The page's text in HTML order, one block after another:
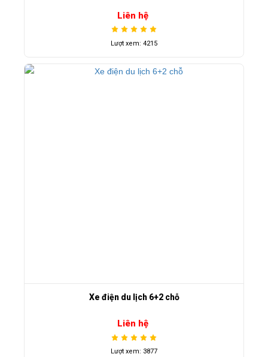
Liên hệ
Lượt xem: 4215
Xe điện du lịch 6+2 chỗ
Liên hệ
Lượt xem: 3877